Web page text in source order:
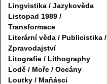
Lingvistika / Jazykověda
Listopad 1989 /
Transformace
Literární věda / Publicistika /
Zpravodajství
Litografie / Lithography
Lodě / Moře / Oceány
Loutky / Maňásci